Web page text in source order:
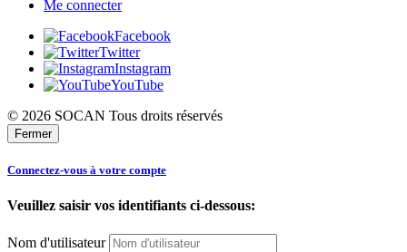
Me connecter
Facebook
Twitter
Instagram
YouTube
© 2026 SOCAN Tous droits réservés
Fermer
Connectez-vous à votre compte
Veuillez saisir vos identifiants ci-dessous:
Nom d'utilisateur